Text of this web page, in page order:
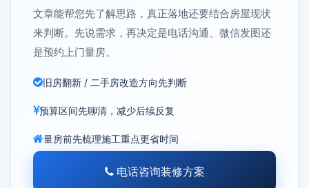
文章能帮您先了解思路，真正落地还要结合房屋现状
来判断。先说需求，再决定是电话沟通、微信发图还
是预约上门量房。
旧房翻新 / 二手房改造方向先判断
预算区间先聊清，减少后续反复
量房前先梳理施工重点更省时间
电话咨询装修方案